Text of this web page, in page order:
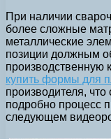
При наличии
более сложные
металлические
позиции должным
купить формы для
производителя,
подробно процесс
следующем